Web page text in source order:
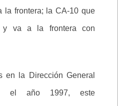
la frontera; la CA-10 que
y va a la frontera con
en la Dirección General
el año 1997, este